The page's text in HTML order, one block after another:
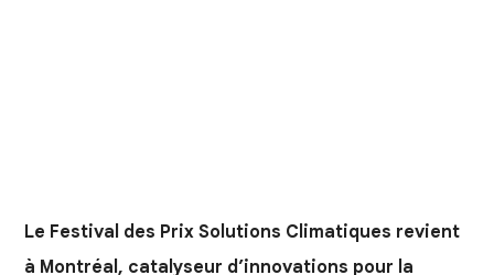
Le Festival des Prix Solutions Climatiques revient
à Montréal, catalyseur d’innovations pour la